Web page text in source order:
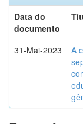
Data do
documento
31-Mai-2023
A